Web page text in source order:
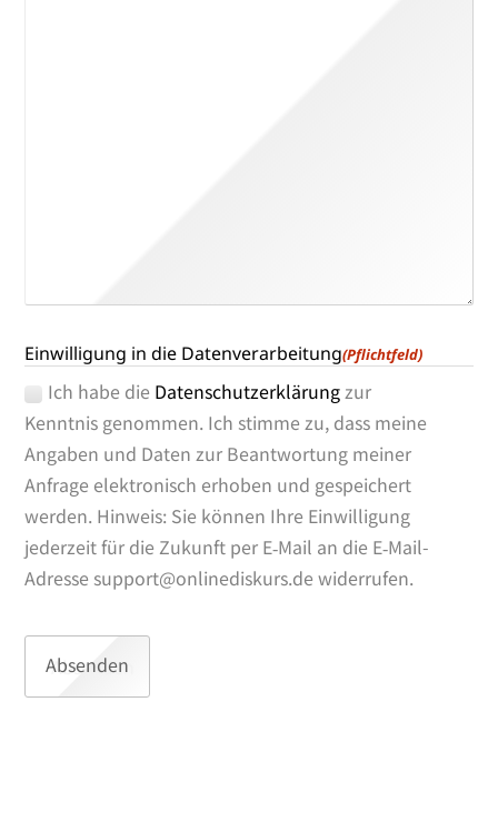
Einwilligung in die Datenverarbeitung(Pflichtfeld)
Ich habe die Datenschutzerklärungzur
Kenntnis genom­men. Ich stim­me zu, dass mei­ne
Angaben und Daten zur Beantwortung mei­ner
Anfrage elek­tro­nisch erho­ben und gespei­chert
wer­den. Hinweis: Sie kön­nen Ihre Einwilligung
jeder­zeit für die Zukunft per E‑Mail an die E‑Mail-
Adresse support@​onlinediskurs.​de widerrufen.